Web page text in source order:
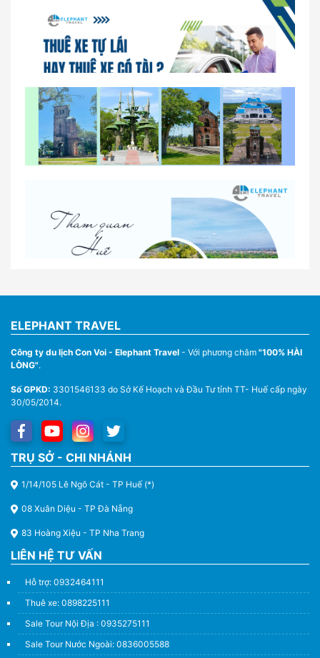
So sánh thuê xe tự lái và thuê xe có tài xế tại Huế
Nhà Xe Con Voi – Dịch Vụ Cho Thuê Xe Từ Huế,
Sân Bay Phú Bài Đi Thánh Địa La Vang
Thuê Xe Du Lịch Tại Huế – Từ 4 Chỗ Đến 45 Chỗ
ELEPHANT TRAVEL
Công ty du lịch Con Voi - Elephant Travel - Với phương châm "100% HÀI
LÒNG".
Số GPKD: 3301546133 do Sở Kế Hoạch và Đầu Tư tỉnh TT- Huế cấp ngày
30/05/2014.
TRỤ SỞ - CHI NHÁNH
1/14/105 Lê Ngô Cát - TP Huế (*)
08 Xuân Diệu - TP Đà Nẵng
83 Hoàng Xiệu - TP Nha Trang
LIÊN HỆ TƯ VẤN
Hỗ trợ: 0932464111
Thuê xe: 0898225111
Sale Tour Nội Địa : 0935275111
Sale Tour Nước Ngoài: 0836005588